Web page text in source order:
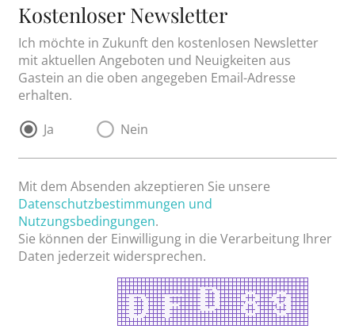
Kostenloser Newsletter
Ich möchte in Zukunft den kostenlosen Newsletter
mit aktuellen Angeboten und Neuigkeiten aus
Gastein an die oben angegeben Email-Adresse
erhalten.
Ja
Nein
Mit dem Absenden akzeptieren Sie unsere
Datenschutzbestimmungen und
Nutzungsbedingungen.
Sie können der Einwilligung in die Verarbeitung Ihrer
Daten jederzeit widersprechen.